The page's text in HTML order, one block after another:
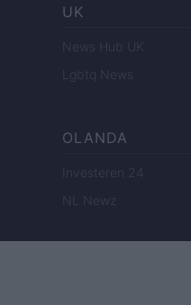
UK
News Hub UK
Lgbtq News
OLANDA
Investeren 24
NL Newz